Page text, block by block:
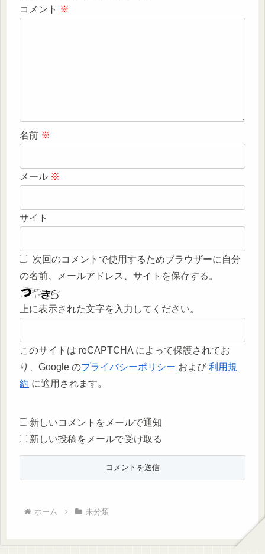
コメント ※
名前 ※
メール ※
サイト
次回のコメントで使用するためブラウザーに自分
の名前、メールアドレス、サイトを保存する。
上に表示された文字を入力してください。
このサイトは reCAPTCHA によって保護されてお
り、Google のプライバシーポリシー および 利用規
約 に適用されます。
新しいコメントをメールで通知
新しい投稿をメールで受け取る
ホーム 未分類